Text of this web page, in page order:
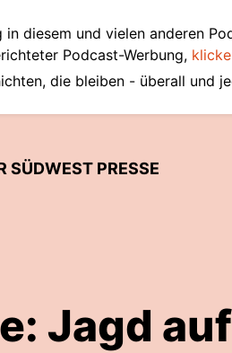
diesem und vielen anderen
Podcast-Werbung,
die bleiben - überall und
SÜDWEST PRESSE
Jagd